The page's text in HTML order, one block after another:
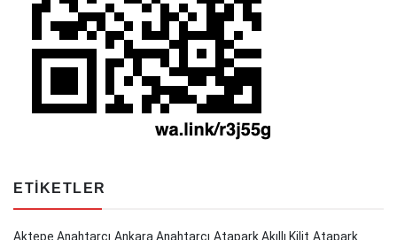
ETIKETLER
Aktepe Anahtarcı Ankara Anahtarcı Atapark Akıllı Kilit Atapark